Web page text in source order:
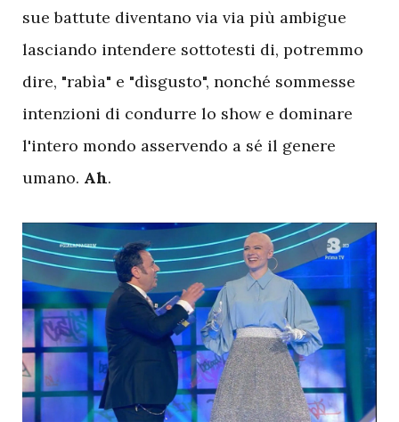
sue battute diventano via via più ambigue
lasciando intendere sottotesti di, potremmo
dire, "rabìa" e "dìsgusto", nonché sommesse
intenzioni di condurre lo show e dominare
l'intero mondo asservendo a sé il genere
umano. Ah.